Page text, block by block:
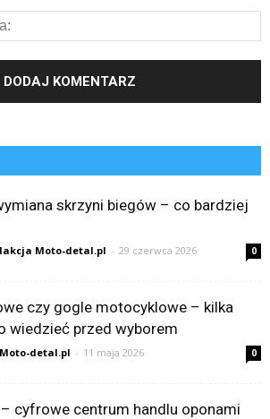
skrzyni biegów – co bardziej
Moto-detal.pl - 29 czerwca 2026 0
czy gogle motocyklowe – kilka
wiedzieć przed wyborem
detal.pl - 11 maja 2026 0
cyfrowe centrum handlu oponami